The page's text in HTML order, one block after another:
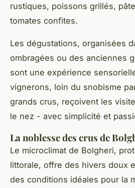
rustiques, poissons grillés,
tomates confites.
Les dégustations, organisées
ombragées ou des anciennes
sont une expérience
vignerons, loin du snobisme
grands crus, reçoivent les
le nez - avec simplicité et
La noblesse des crus de
Le microclimat de Bolgheri,
littorale, offre des hivers doux
des conditions idéales pour la